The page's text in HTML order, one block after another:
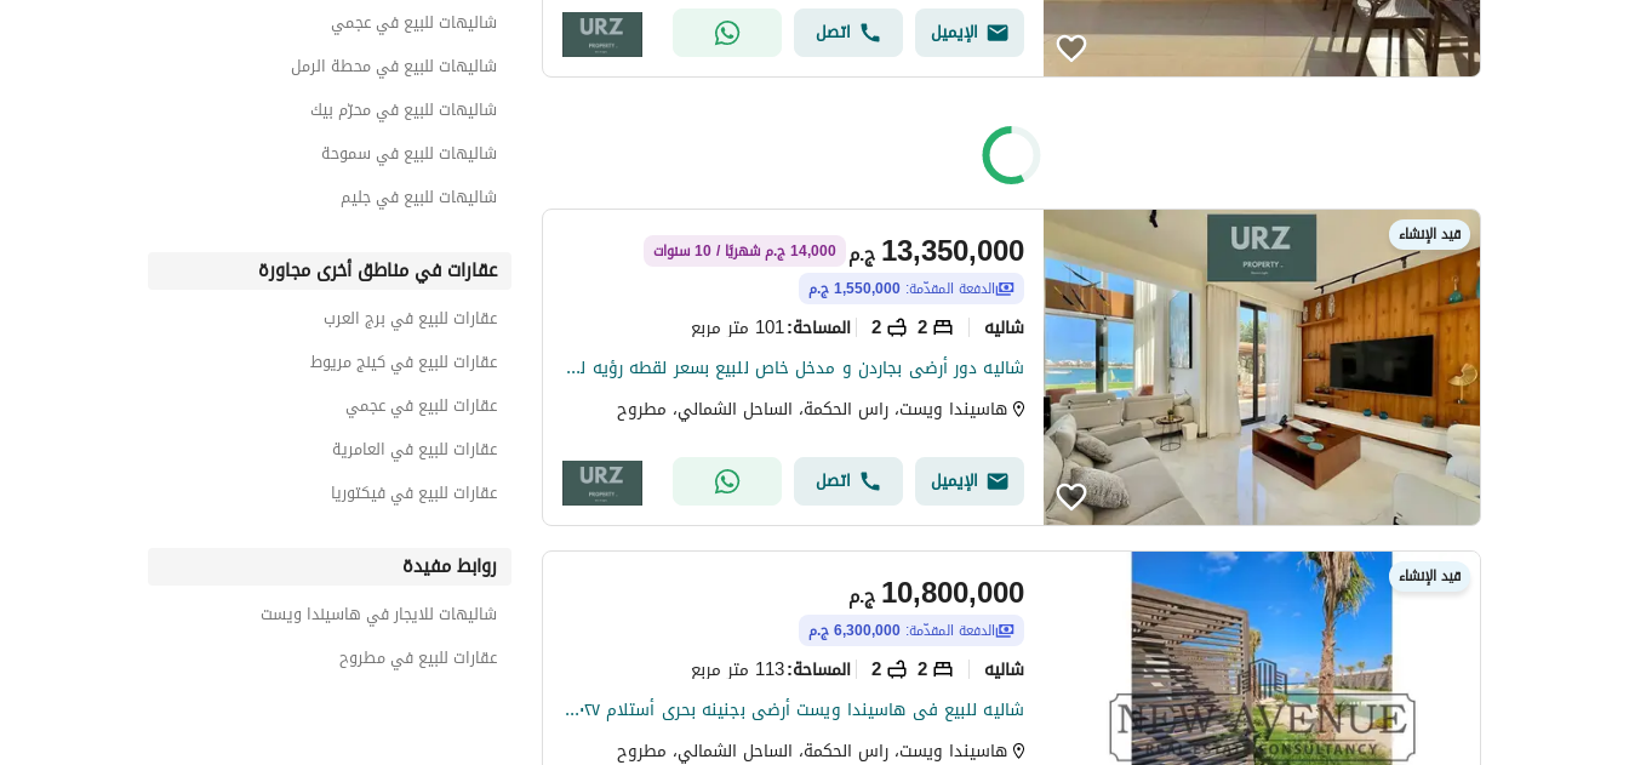
الإيميل اتصل
قيد الإنشاء
ج.م13,350,000
14,000 ج.م شهريًا / 10 سنوات
الدفعة المقدّمة: 1,550,000 ج.م
شاليه 2
2 المساحة:101 متر مربع
شاليه دور أرضى بجاردن و مدخل خاص للبيع بسعر لقطه رؤيه للاجون من جميع الغرف تشطيب فاخر جدا بالتكيفات بجوار وترواى ازها كالى كوست دوس مدن راس الحكمه
هاسيندا ويست، راس الحكمة، الساحل الشمالي، مطروح
الإيميل اتصل
قيد الإنشاء
ج.م10,800,000
الدفعة المقدّمة: 6,300,000 ج.م
شاليه 2
2 المساحة:113 متر مربع
شاليه للبيع فى هاسيندا ويست أرضى بجنينه بحرى أستلام ٢٠٢٧ االساحل الشمالي Hacienda West - North Coast
هاسيندا ويست، راس الحكمة، الساحل الشمالي، مطروح
شاليهات للبيع في كون
شاليهات للبيع في سيزر ايلاند
شاليهات للبيع في عجمي
شاليهات للبيع في محطة الرمل
شاليهات للبيع في محرّم بيك
شاليهات للبيع في سموحة
شاليهات للبيع في جليم
عقارات في مناطق أخرى مجاورة
عقارات للبيع في برج العرب
عقارات للبيع في كينج مريوط
عقارات للبيع في عجمي
عقارات للبيع في العامرية
عقارات للبيع في فيكتوريا
روابط مفيدة
شاليهات للايجار في هاسيندا ويست
عقارات للبيع في مطروح